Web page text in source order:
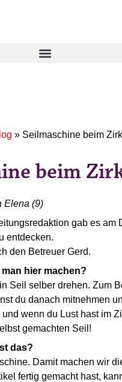
» Seilmaschine beim
beim
Elena (9)
gab es am
entdecken.
den Betreuer Gerd.
hier machen?
Seil selber drehen. Zum
du danach mitnehmen
wenn du Lust hast im
gemachten Seil!
das?
Damit machen wir
fertig gemacht hast,